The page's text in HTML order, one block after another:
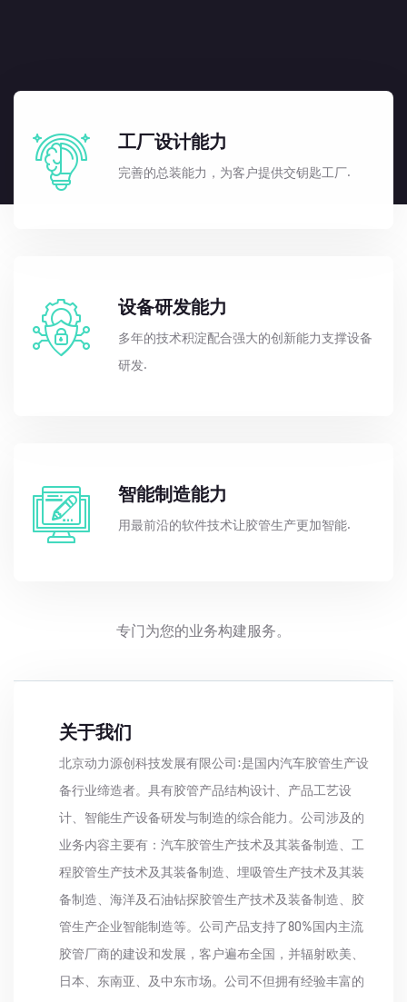
工厂设计能力
完善的总装能力，为客户提供交钥匙工厂.
设备研发能力
多年的技术积淀配合强大的创新能力支撑设备
研发.
智能制造能力
用最前沿的软件技术让胶管生产更加智能.
专门为您的业务构建服务。
关于我们
北京动力源创科技发展有限公司:是国内汽车胶管生产设
备行业缔造者。具有胶管产品结构设计、产品工艺设
计、智能生产设备研发与制造的综合能力。公司涉及的
业务内容主要有：汽车胶管生产技术及其装备制造、工
程胶管生产技术及其装备制造、埋吸管生产技术及其装
备制造、海洋及石油钻探胶管生产技术及装备制造、胶
管生产企业智能制造等。公司产品支持了80%国内主流
胶管厂商的建设和发展，客户遍布全国，并辐射欧美、
日本、东南亚、及中东市场。公司不但拥有经验丰富的